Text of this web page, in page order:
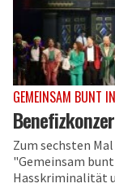
GEMEINSAM BUNT
Zum sechsten
"Gemeinsam
Hasskriminalität